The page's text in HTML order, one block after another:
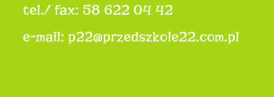
tel./ fax: 58 622 04 42
e-mail: p22@przedszkole22.com.pl